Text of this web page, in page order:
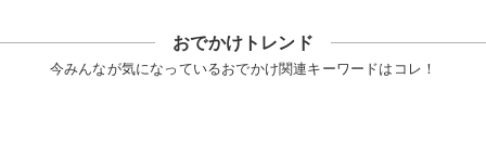
おでかけトレンド
今みんなが気になっているおでかけ関連キーワードはコレ！